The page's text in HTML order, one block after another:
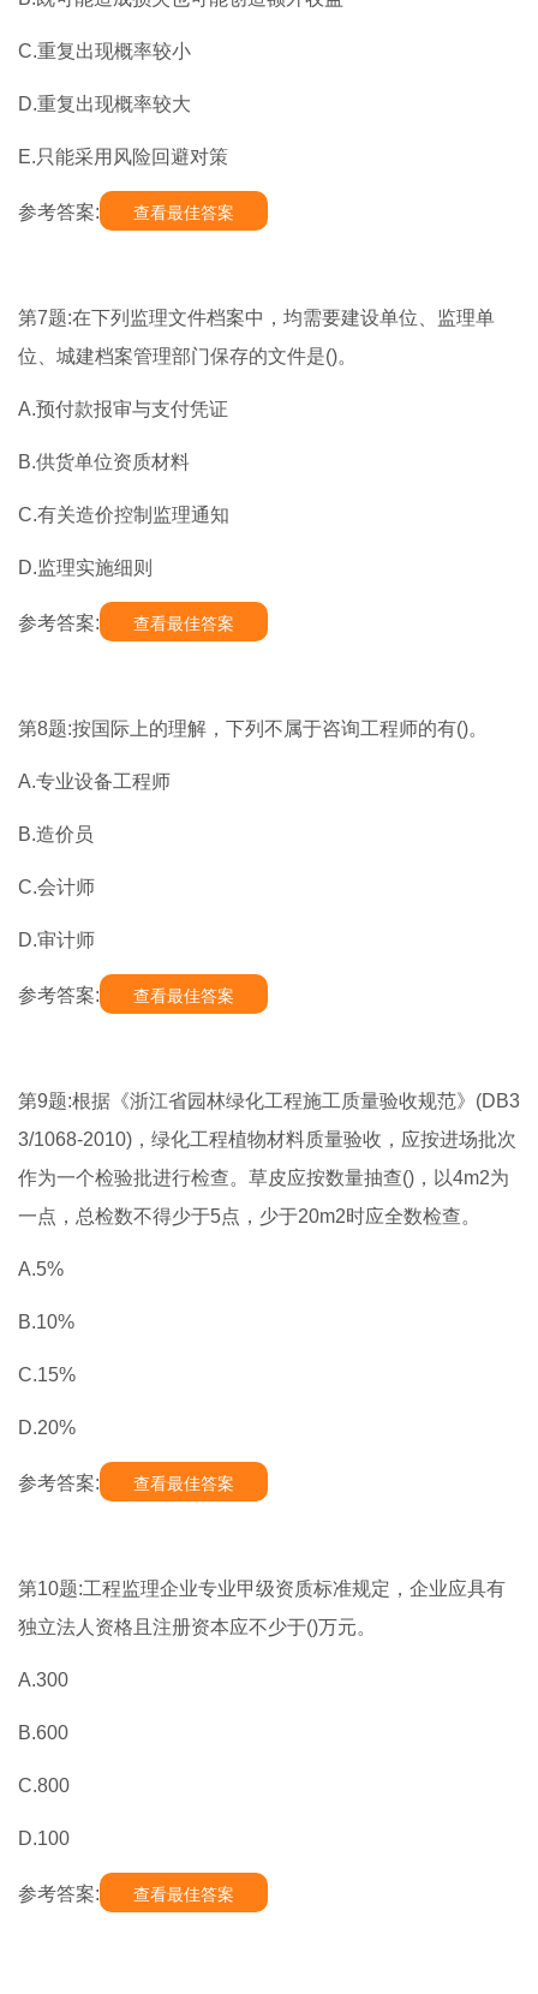
C.重复出现概率较小
D.重复出现概率较大
E.只能采用风险回避对策
参考答案: 查看最佳答案
第7题:在下列监理文件档案中，均需要建设单位、监理单
位、城建档案管理部门保存的文件是()。
A.预付款报审与支付凭证
B.供货单位资质材料
C.有关造价控制监理通知
D.监理实施细则
参考答案: 查看最佳答案
第8题:按国际上的理解，下列不属于咨询工程师的有()。
A.专业设备工程师
B.造价员
C.会计师
D.审计师
参考答案: 查看最佳答案
第9题:根据《浙江省园林绿化工程施工质量验收规范》(DB3
3/1068-2010)，绿化工程植物材料质量验收，应按进场批次
作为一个检验批进行检查。草皮应按数量抽查()，以4m2为
一点，总检数不得少于5点，少于20m2时应全数检查。
A.5%
B.10%
C.15%
D.20%
参考答案: 查看最佳答案
第10题:工程监理企业专业甲级资质标准规定，企业应具有
独立法人资格且注册资本应不少于()万元。
A.300
B.600
C.800
D.100
参考答案: 查看最佳答案